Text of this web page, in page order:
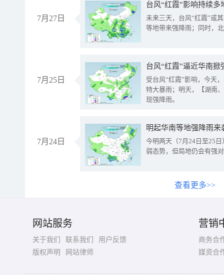
7月27日
台风“红霞”影响持续
未来三天，台风“红霞”或
等地带来强降雨；同时，
7月25日
台风“红霞”逼近华南
受台风“红霞”影响，今天
特大暴雨；明天，【湖南
现强降雨。
7月24日
明起华南等地强降雨
今明两天（7月24日至25
弱态势，但局地仍会有强
查看更多>>
网站服务
关于我们 联系我们
用户反馈
版权声明
网站律师
营销
商务合
媒资合